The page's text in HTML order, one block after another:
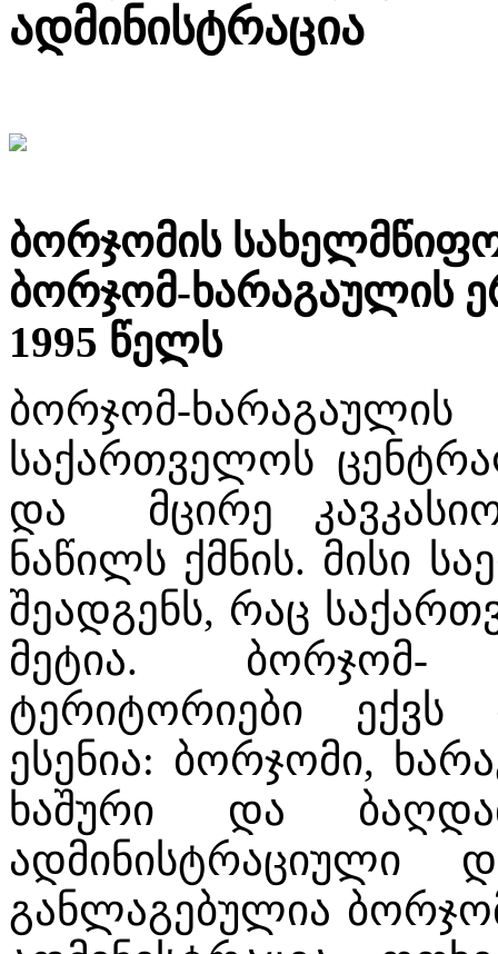
ადმინისტრაცია
ბორჯომის სახელმწიფო
ბორჯომ-ხარაგაულის
1995 წელს
ბორჯომ-
საქართველოს
და მცირე
ნაწილს ქმნის. მისი
შეადგენს, რაც
მეტია. ბორჯომ-
ტერიტორიები ექვს
ესენია: ბორჯომი,
ხაშური და
ადმინისტრაციული
განლაგებულია